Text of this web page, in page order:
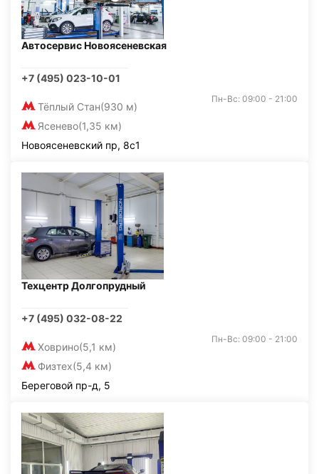
Автосервис Новоясеневская
+7 (495) 023-10-01
Тёплый Стан(930 м)
Ясенево(1,35 км)
Пн-Вс: 09:00 - 21:00
Новоясеневский пр, 8с1
Техцентр Долгопрудный
+7 (495) 032-08-22
Ховрино(5,1 км)
Физтех(5,4 км)
Пн-Вс: 09:00 - 21:00
Береговой пр-д, 5